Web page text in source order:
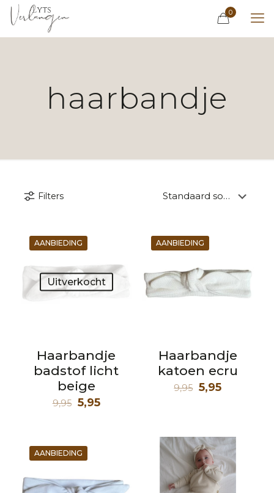
0
haarbandje
Filters
AANBIEDING
Uitverkocht
Haarbandje
badstof licht
beige
9,95 Oorspronkelijke
9,95.
5,95Huidige
AANBIEDING
Haarbandje
katoen ecru
9,95 5,95Huidige
AANBIEDING